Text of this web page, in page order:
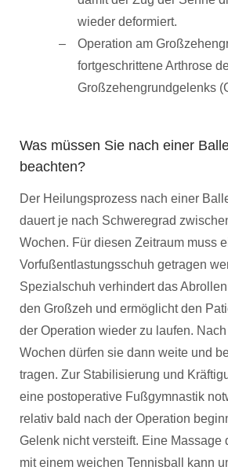
wieder deformiert.
Operation am
fortgeschrittene Arthrose
Großzehengrundgelenks
Was müssen Sie nach einer
beachten?
Der Heilungsprozess nach einer
dauert je nach Schweregrad
Wochen. Für diesen Zeitraum muss
Vorfußentlastungsschuh getragen
Spezialschuh verhindert das
den Großzeh und ermöglicht den
der Operation wieder zu laufen.
Wochen dürfen sie dann weite und
tragen. Zur Stabilisierung und
eine postoperative Fußgymnastik
relativ bald nach der Operation
Gelenk nicht versteift. Eine Massage
mit einem weichen Tennisball kann